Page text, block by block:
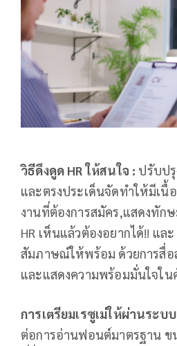
วิธีดึงดูด HRให้สนใจ : ปรับปรุ
และตรงประเด็นจัดทำให้มีเนื้
งานที่ต้องการสมัคร,แสดงทัก
HR เห็นแล้วต้องอยากได้!! แล
สัมภาษณ์ให้พร้อม ด้วยการสื่อ
และแสดงความพร้อมมั่นใจใน
การเตรียมเรซูเม่ให้ผ่านระบ
ต่อการอ่านฟอนต์มาตรฐาน ข